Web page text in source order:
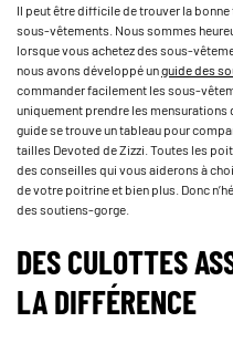
Il peut être difficile de trouver la
sous-vêtements. Nous sommes
lorsque vous achetez des sous-
nous avons développé un­guide des
commander facilement les sous-
uniquement prendre les
guide se trouve un tableau pour
tailles Devoted de Zizzi. Toutes les
des conseilles qui vous aiderons à
de votre poitrine et bien plus. Donc
des soutiens-gorge.
DES CULOTTES
LA DIFFÉRENCE